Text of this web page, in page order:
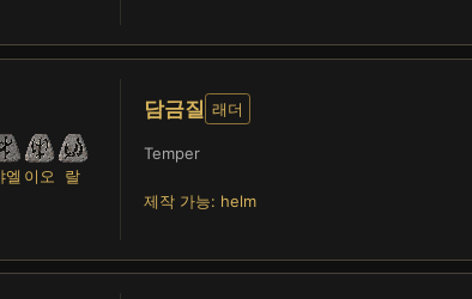
엘 이오 랄
담금질 래더
Temper
제작 가능: helm